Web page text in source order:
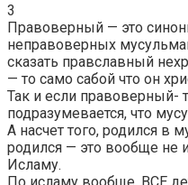
3
Правоверный — это
неправоверных
сказать правславный
— то само сабой что он
Так и если правоверный-
подразумевается, что
А насчет того, родился в
родился — это вообще не
Исламу.
По исламу вообще, ВСЕ